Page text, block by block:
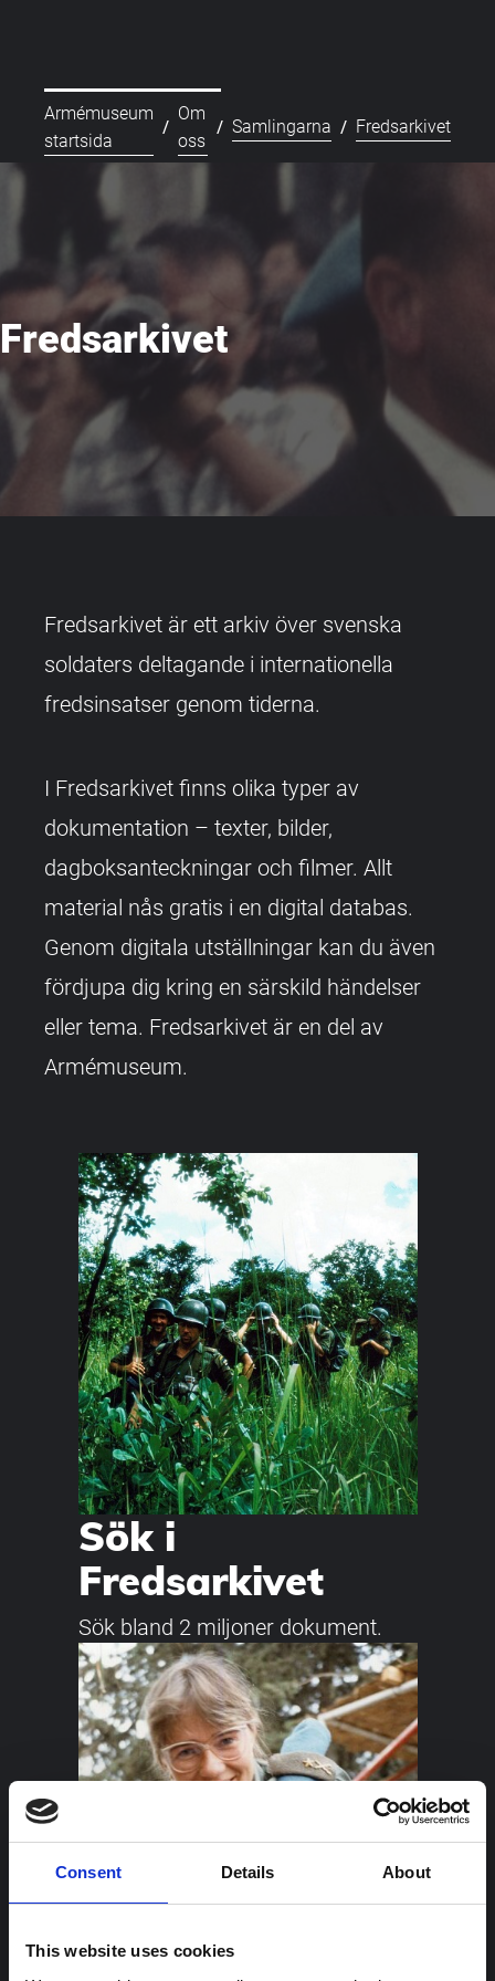
Consent Details About
This website uses cookies
Armémuseum
startsida
/
Om
oss
/ Samlingarna / Fredsarkivet
Fredsarkivet
Fredsarkivet är ett arkiv över svenska
soldaters deltagande i internationella
fredsinsatser genom tiderna.
I Fredsarkivet finns olika typer av
dokumentation – texter, bilder,
dagboksanteckningar och filmer. Allt
material nås gratis i en digital databas.
Genom digitala utställningar kan du även
fördjupa dig kring en särskild händelser
eller tema. Fredsarkivet är en del av
Armémuseum.
Sök i
Fredsarkivet
Sök bland 2 miljoner dokument.